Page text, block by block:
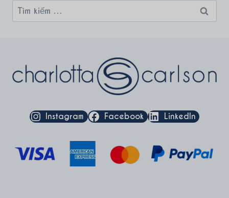
Tìm
kiếm
Instagram Facebook LinkedIn